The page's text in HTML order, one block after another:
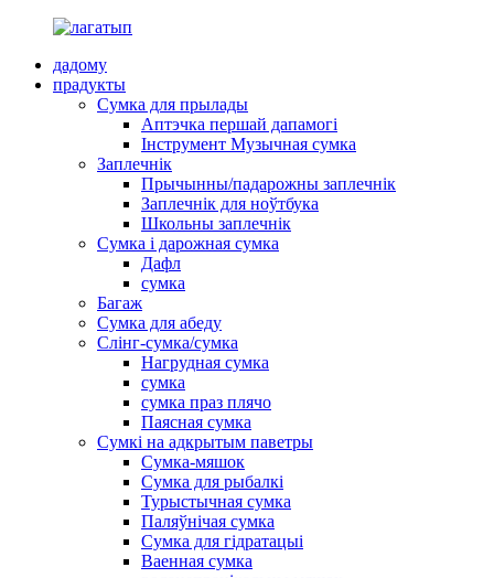
дадому
прадукты
Сумка для прылады
Аптэчка першай дапамогі
Інструмент Музычная сумка
Заплечнік
Прычынны/падарожны заплечнік
Заплечнік для ноўтбука
Школьны заплечнік
Сумка і дарожная сумка
Дафл
сумка
Багаж
Сумка для абеду
Слінг-сумка/сумка
Нагрудная сумка
сумка
сумка праз плячо
Паясная сумка
Сумкі на адкрытым паветры
Сумка-мяшок
Сумка для рыбалкі
Турыстычная сумка
Паляўнічая сумка
Сумка для гідратацыі
Ваенная сумка